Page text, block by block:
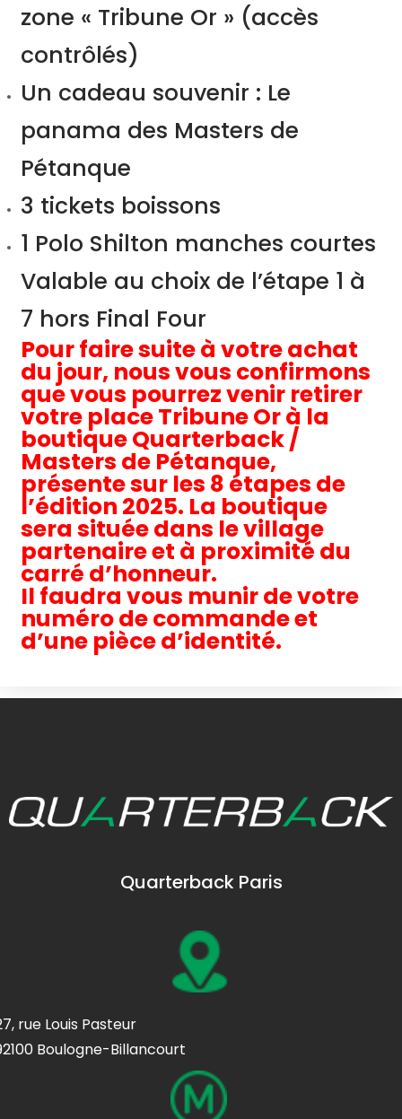
zone « Tribune Or » (accès
contrôlés)
Un cadeau souvenir : Le
panama des Masters de
Pétanque
3 tickets boissons
1 Polo Shilton manches courtes
Valable au choix de l’étape 1 à
7 hors Final Four
Pour faire suite à votre achat
du jour, nous vous confirmons
que vous pourrez venir retirer
votre place Tribune Or à la
boutique Quarterback /
Masters de Pétanque,
présente sur les 8 étapes de
l’édition 2025. La boutique
sera située dans le village
partenaire et à proximité du
carré d’honneur.
Il faudra vous munir de votre
numéro de commande et
d’une pièce d’identité.
Quarterback Paris
rue Louis Pasteur
Boulogne-Billancourt